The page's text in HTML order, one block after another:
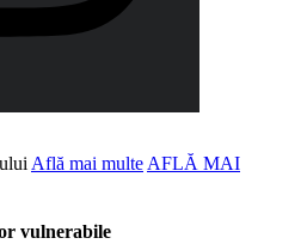
Află mai multe AFLĂ MAI
vulnerabile